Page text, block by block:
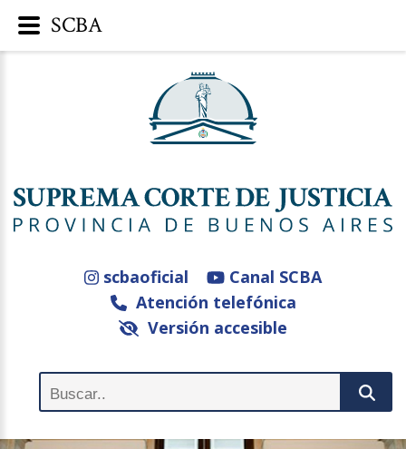
scbaoficial
Canal SCBA
Atención telefónica
Versión accesible
SCBA